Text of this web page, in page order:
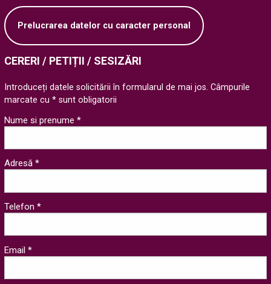
Prelucrarea datelor cu caracter personal
CERERI / PETIȚII / SESIZĂRI
Introduceți datele solicitării în formularul de mai jos. Câmpurile
marcate cu * sunt obligatorii
Nume si prenume *
Adresă *
Telefon *
Email *